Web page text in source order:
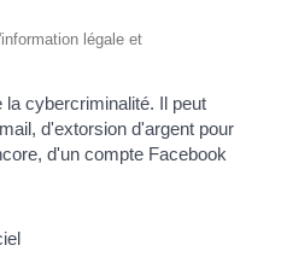
légale et
cybercriminalité. Il peut
d'extorsion d'argent pour
d'un compte Facebook